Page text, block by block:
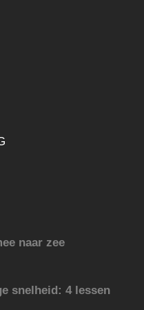
naar zee
snelheid: 4 lessen